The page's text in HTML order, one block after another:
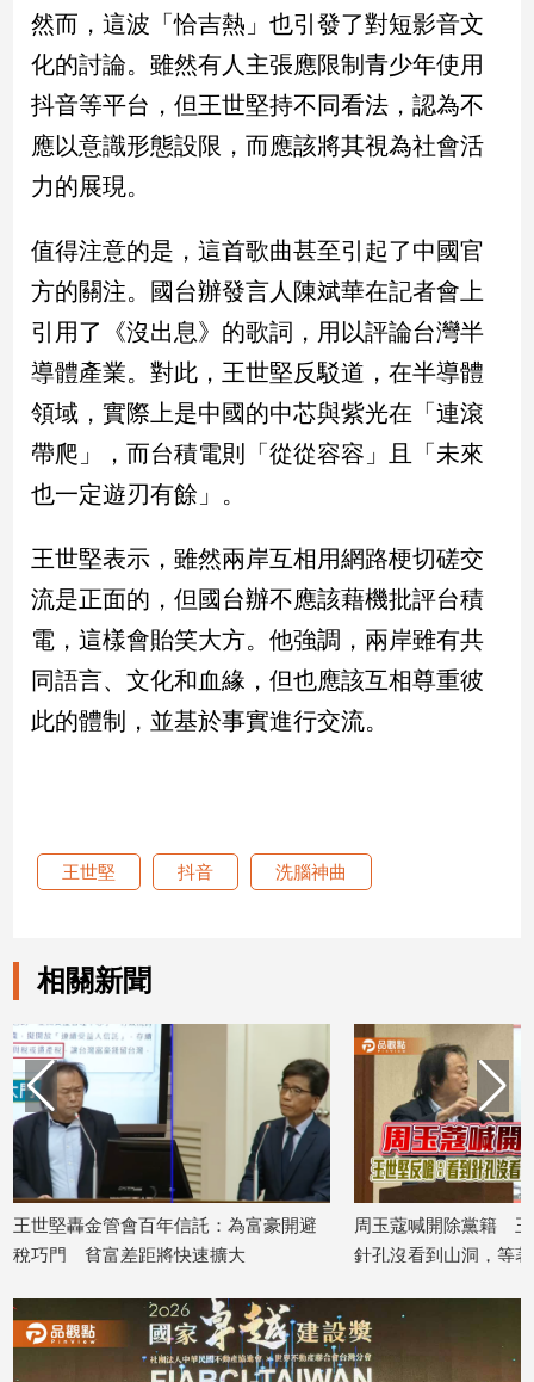
觀
南
台
灣
觀
點
娛
樂
娛
星
聞
流
行/
尚
追
生
活
設
遊/
食
星
座/
命
消
費
健
康/
子/
感
然而，這波「恰吉熱」也引發了對短影音文
化的討論。雖然有人主張應限制青少年使用
抖音等平台，但王世堅持不同看法，認為不
應以意識形態設限，而應該將其視為社會活
力的展現。
值得注意的是，這首歌曲甚至引起了中國官
方的關注。國台辦發言人陳斌華在記者會上
引用了《沒出息》的歌詞，用以評論台灣半
導體產業。對此，王世堅反駁道，在半導體
領域，實際上是中國的中芯與紫光在「連滾
帶爬」，而台積電則「從從容容」且「未來
也一定遊刃有餘」。
王世堅表示，雖然兩岸互相用網路梗切磋交
流是正面的，但國台辦不應該藉機批評台積
電，這樣會貽笑大方。他強調，兩岸雖有共
同語言、文化和血緣，但也應該互相尊重彼
此的體制，並基於事實進行交流。
王世堅 抖音 洗腦神曲
相關新聞
王世堅轟金管會百年信託：為富豪開避
稅巧門 貧富差距將快速擴大
周玉蔻喊開除黨籍
針孔沒看到山洞，等